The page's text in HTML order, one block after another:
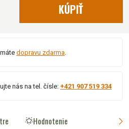
KÚPIŤ
dopravu zdarma
nás na tel. čísle: +421 907 519 334
Hodnotenie